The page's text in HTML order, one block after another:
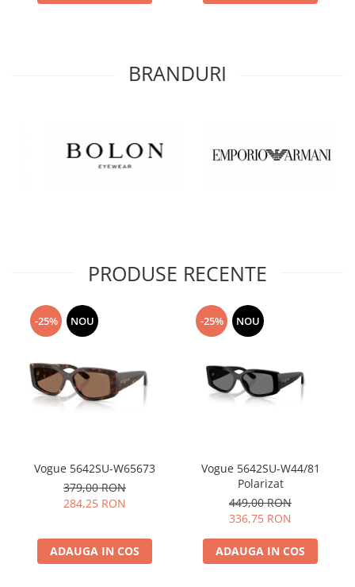
BRANDURI
PRODUSE RECENTE
-25% NOU
Vogue 5642SU-W65673
379,00 RON
284,25 RON
ADAUGA IN COS
-25% NOU
Vogue 5642SU-W44/81
Polarizat
449,00 RON
336,75 RON
ADAUGA IN COS